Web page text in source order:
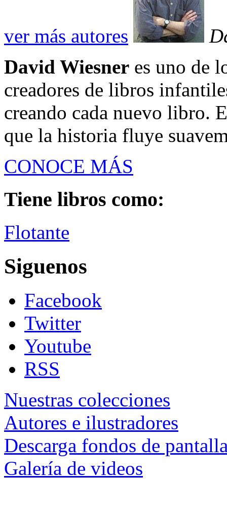
ver más autores
David Wiesner es uno de
creadores de libros
creando cada nuevo libro.
que la historia fluye
CONOCE MÁS
Tiene libros como:
Flotante
Siguenos
Facebook
Twitter
Youtube
RSS
Nuestras colecciones
Autores e ilustradores
Descarga fondos de
Galería de videos